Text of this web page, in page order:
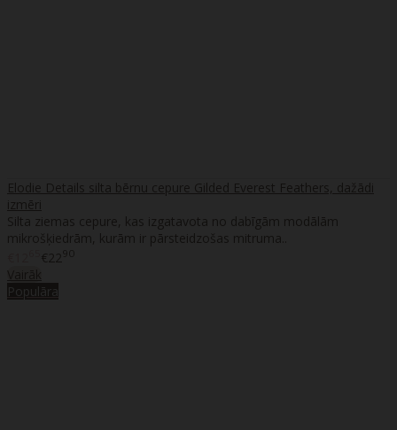
Elodie Details silta bērnu cepure Gilded Everest Feathers, dažādi
izmēri
Silta ziemas cepure, kas izgatavota no dabīgām modālām
mikrošķiedrām, kurām ir pārsteidzošas mitruma..
€2290
Vairāk
Populāra